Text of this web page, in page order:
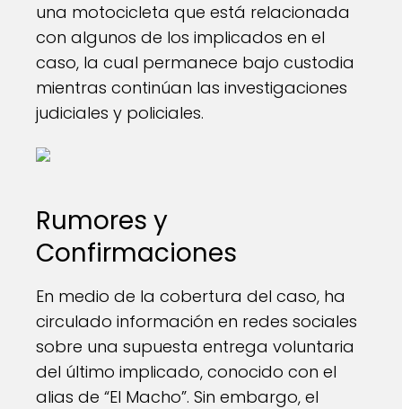
una motocicleta que está relacionada
con algunos de los implicados en el
caso, la cual permanece bajo custodia
mientras continúan las investigaciones
judiciales y policiales.
Rumores y
Confirmaciones
En medio de la cobertura del caso, ha
circulado información en redes sociales
sobre una supuesta entrega voluntaria
del último implicado, conocido con el
alias de “El Macho”. Sin embargo, el